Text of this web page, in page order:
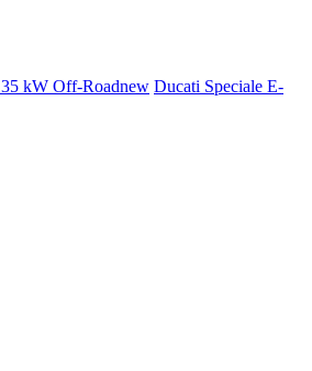
35 kW Off-Roadnew Ducati Speciale E-